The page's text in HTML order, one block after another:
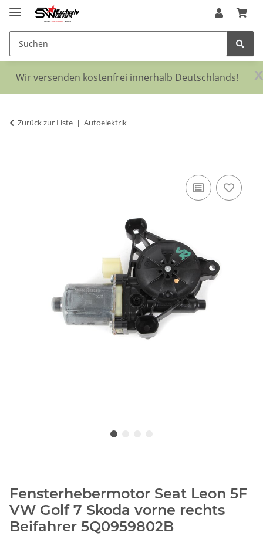
x
Wir versenden kostenfrei innerhalb Deutschlands!
Zurück zur Liste Autoelektrik
Fensterhebermotor Seat Leon 5F
VW Golf 7 Skoda vorne rechts
Beifahrer 5Q0959802B